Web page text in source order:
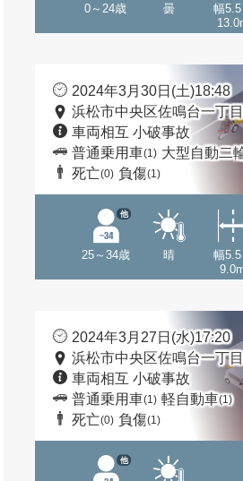
0～24歳 曇
幅5.5
2024年3月30日(土)18:48
浜松市中央区佐鳴台一丁
車両相互 小破事故
普通乗用車(1) 大型自動二
死亡(0) 負傷(1)
25～34歳
他
晴
幅5.5
2024年3月27日(水)17:20
浜松市中央区佐鳴台一丁
車両相互 小破事故
普通乗用車(1) 軽自動車(1)
死亡(0) 負傷(1)
他